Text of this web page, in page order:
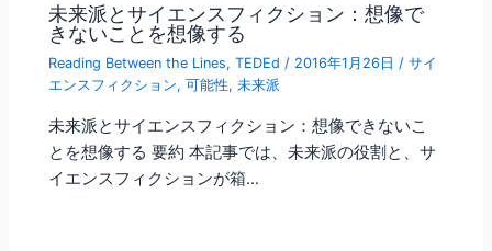
未来派とサイエンスフィクション：想像で
きないことを想像する
Reading Between the Lines,TEDEd / 2016年1月26日/サイ
エンスフィクション,可能性,未来派
未来派とサイエンスフィクション：想像できないこ
とを想像する 要約 本記事では、未来派の役割と、サ
イエンスフィクションが箱…